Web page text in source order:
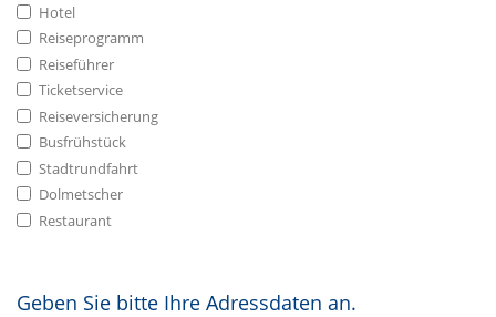
Hotel
Reiseprogramm
Reiseführer
Ticketservice
Reiseversicherung
Busfrühstück
Stadtrundfahrt
Dolmetscher
Restaurant
Geben Sie bitte Ihre Adressdaten an.